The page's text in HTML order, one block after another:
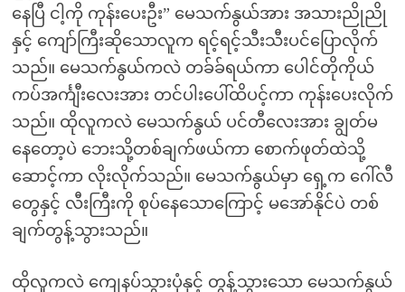
နေပြီ ငါ့ကို ကုန်းပေးဦး” မေသက်နွယ်အား အသားညိုညို
နှင့် ကျော်ကြီးဆိုသောလူက ရင့်ရင့်သီးသီးပင်ပြောလိုက်
သည်။ မေသက်နွယ်ကလဲ တခ်ခ်ရယ်ကာ ပေါင်တိုကိုယ်
ကပ်အင်္ကျီးလေးအား တင်ပါးပေါ်ထိပင့်ကာ ကုန်းပေးလိုက်
သည်။ ထိုလူကလဲ မေသက်နွယ် ပင်တီလေးအား ချွတ်မ
နေတော့ပဲ ဘေးသို့တစ်ချက်ဖယ်ကာ စောက်ဖုတ်ထဲသို့
ဆောင့်ကာ လိုးလိုက်သည်။ မေသက်နွယ်မှာ ရှေ့က ဂေါ်လီ
တွေနှင့် လီးကြီးကို စုပ်နေသောကြောင့် မအော်နိုင်ပဲ တစ်
ချက်တွန့်သွားသည်။
ထိုလူကလဲ ကျေနပ်သွားပုံနှင့် တွန့်သွားသော မေသက်နွယ်